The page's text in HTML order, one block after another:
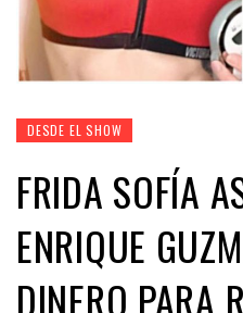
DESDE EL SHOW
FRIDA SOFÍA
ENRIQUE
DINERO PARA